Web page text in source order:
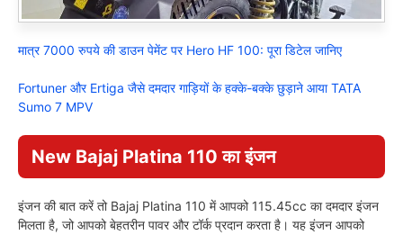
मात्र 7000 रुपये की डाउन पेमेंट पर Hero HF 100: पूरा डिटेल जानिए
Fortuner और Ertiga जैसे दमदार गाड़ियों के हक्के-बक्के छुड़ाने आया TATA
Sumo 7 MPV
New Bajaj Platina 110 का इंजन
इंजन की बात करें तो Bajaj Platina 110 में आपको 115.45cc का दमदार इंजन
मिलता है, जो आपको बेहतरीन पावर और टॉर्क प्रदान करता है। यह इंजन आपको